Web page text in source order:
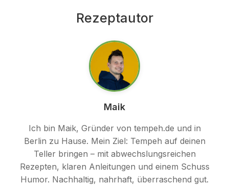
Rezeptautor
Maik
Ich bin Maik, Gründer von tempeh.de und in
Berlin zu Hause. Mein Ziel: Tempeh auf deinen
Teller bringen – mit abwechslungsreichen
Rezepten, klaren Anleitungen und einem Schuss
Humor. Nachhaltig, nahrhaft, überraschend gut.